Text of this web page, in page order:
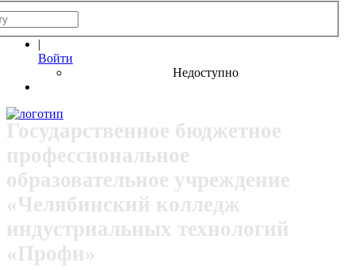
|
Войти
Недоступно
Государственное бюджетное
профессиональное
образовательное учреждение
«Челябинский колледж
индустриальных технологий
«Профи»